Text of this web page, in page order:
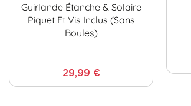
Guirlande Étanche & Solaire
Piquet Et Vis Inclus (sans
Boules)
29,99 €